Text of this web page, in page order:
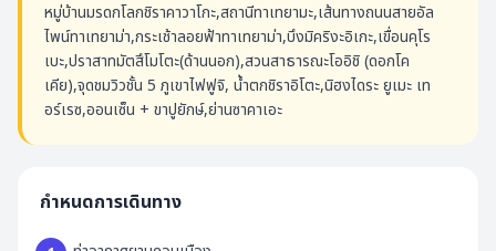
หมู่บ้านมรดกโลกชิราคาวาโกะ,สถานีทาเทยามะ,เส้นทางถนนสายอัล
ไพน์ทาเทยาม่า,กระเช้าลอยฟ้าทาเทยาม่า,บึงมิคริงะอิเกะ,เขื่อนคุโร
เบะ,ปราสาทมัตสึโมโตะ(ด้านนอก),สวนสาธารณะโออิชิ (ดอกโค
เคีย),จุดชมวิวชั้น 5 ภูเขาไฟฟูจิ, น้ำตกชิราอิโตะ,นิฮงไดระ ยูเมะ เท
อร์เรซ,ออนเซ็น + ขาปูยักษ์,ย่านซาคาเอะ
กำหนดการเดินทาง